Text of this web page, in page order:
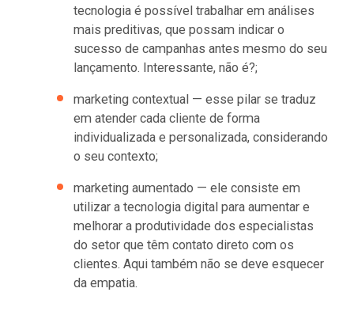
tecnologia é possível trabalhar em análises
mais preditivas, que possam indicar o
sucesso de campanhas antes mesmo do seu
lançamento. Interessante, não é?;
marketing contextual — esse pilar se traduz
em atender cada cliente de forma
individualizada e personalizada, considerando
o seu contexto;
marketing aumentado — ele consiste em
utilizar a tecnologia digital para aumentar e
melhorar a produtividade dos especialistas
do setor que têm contato direto com os
clientes. Aqui também não se deve esquecer
da empatia.